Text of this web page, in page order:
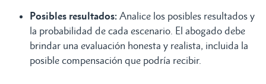
Posibles resultados: Analice los posibles resultados y
la probabilidad de cada escenario. El abogado debe
brindar una evaluación honesta y realista, incluida la
posible compensación que podría recibir.